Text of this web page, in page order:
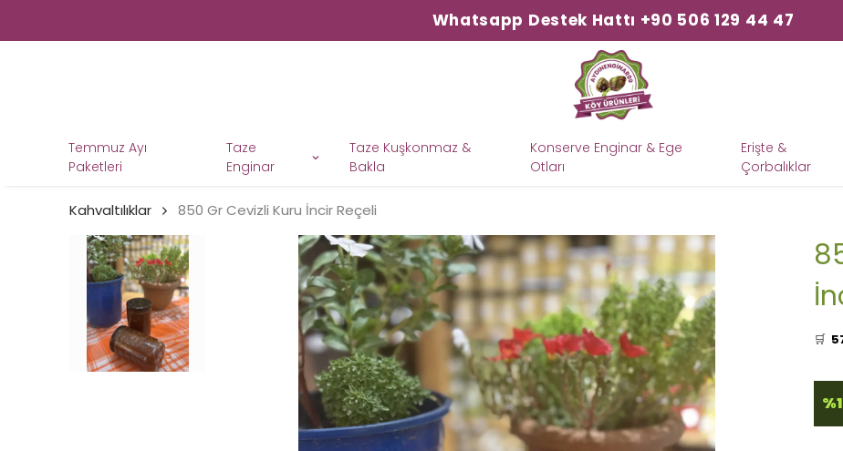
Whatsapp Destek Hattı +90 506 129 44 47
Temmuz Ayı
Paketleri
Taze
Enginar
Taze Kuşkonmaz &
Bakla
Konserve Enginar & Ege
Otları
Erişte &
Çorbalıklar
Kahvaltılıklar 850 Gr Cevizli Kuru İncir Reçeli
👀
🛒
🚚
%